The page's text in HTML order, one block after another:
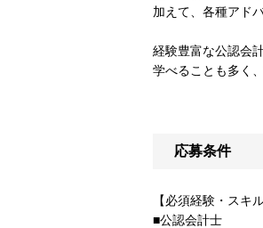
加えて、各種アド
経験豊富な公認会
学べることも多く
応募条件
【必須経験・スキル
■公認会計士